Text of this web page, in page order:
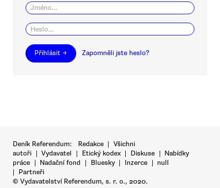
Přihlásit → Zapomněli jste heslo?
Deník Referendum: Redakce | Všichni
autoři | Vydavatel | Etický kodex | Diskuse | Nabídky
práce | Nadační fond | Bluesky | Inzerce | null
|
Partneři
© Vydavatelství Referendum, s. r. o., 2020.